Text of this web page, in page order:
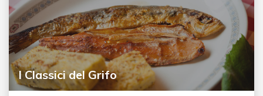
I Classici del Grifo